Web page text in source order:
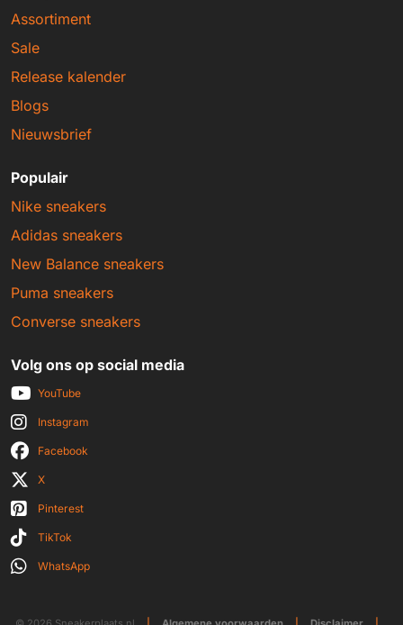
Assortiment
Sale
Release kalender
Blogs
Nieuwsbrief
Populair
Nike sneakers
Adidas sneakers
New Balance sneakers
Puma sneakers
Converse sneakers
Volg ons op social media
YouTube
Instagram
Facebook
X
Pinterest
TikTok
WhatsApp